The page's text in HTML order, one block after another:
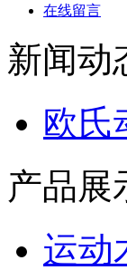
在线留言
新闻动
欧氏
产品展
运动